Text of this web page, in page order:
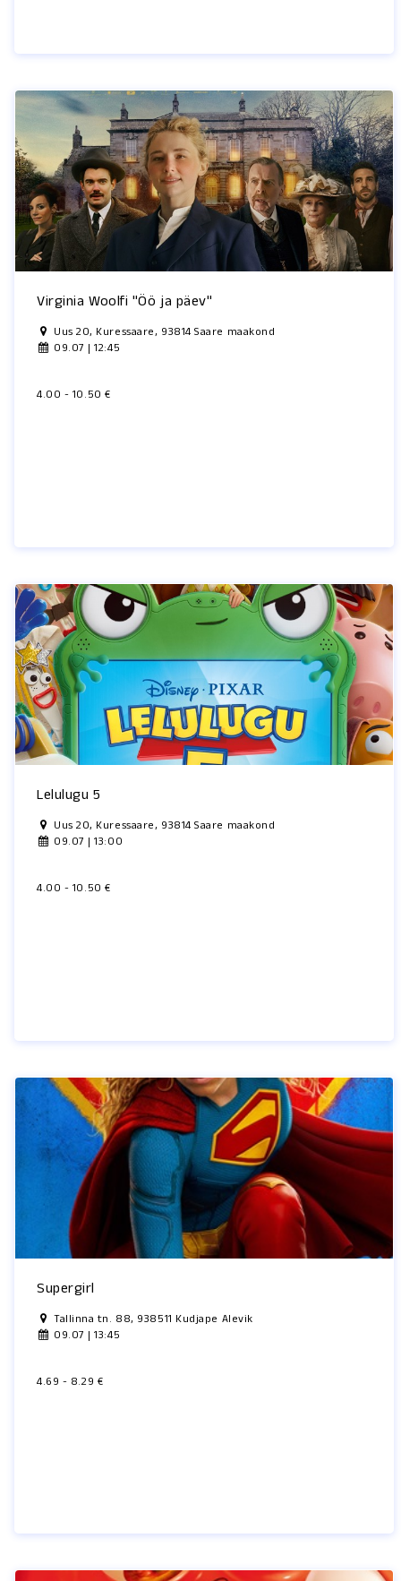
Virginia Woolfi "Öö ja päev"
Uus 20, Kuressaare, 93814 Saare maakond
09.07 | 12:45
4.00 - 10.50 €
Lelulugu 5
Uus 20, Kuressaare, 93814 Saare maakond
09.07 | 13:00
4.00 - 10.50 €
Supergirl
Tallinna tn. 88, 938511 Kudjape Alevik
09.07 | 13:45
4.69 - 8.29 €